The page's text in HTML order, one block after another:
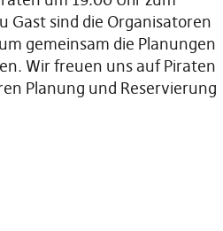
Gast sind die Organisatoren
gemeinsam die Planungen
Wir freuen uns auf Piraten
Planung und Reservierung